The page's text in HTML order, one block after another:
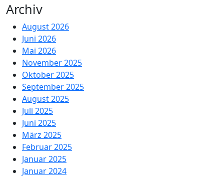
Archiv
August 2026
Juni 2026
Mai 2026
November 2025
Oktober 2025
September 2025
August 2025
Juli 2025
Juni 2025
März 2025
Februar 2025
Januar 2025
Januar 2024